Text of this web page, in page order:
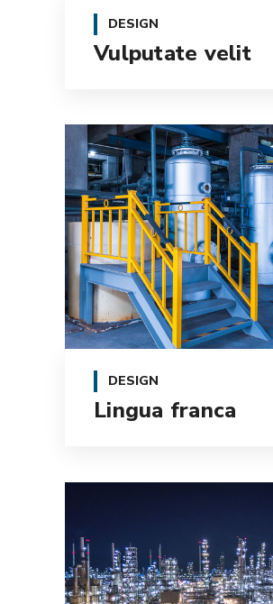
DESIGN
Vulputate velit
DESIGN
Lingua franca